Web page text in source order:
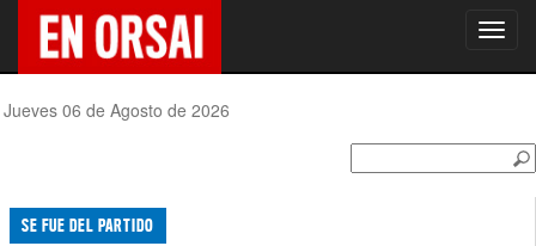
Jueves 06 de Agosto de 2026
SE FUE DEL PARTIDO